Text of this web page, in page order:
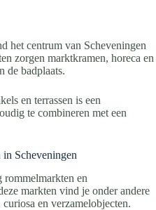
het centrum van Scheveningen
zorgen marktkramen, horeca en
de badplaats.
en terrassen is een
te combineren met een
Scheveningen
rommelmarkten en
markten vind je onder andere
en verzamelobjecten.